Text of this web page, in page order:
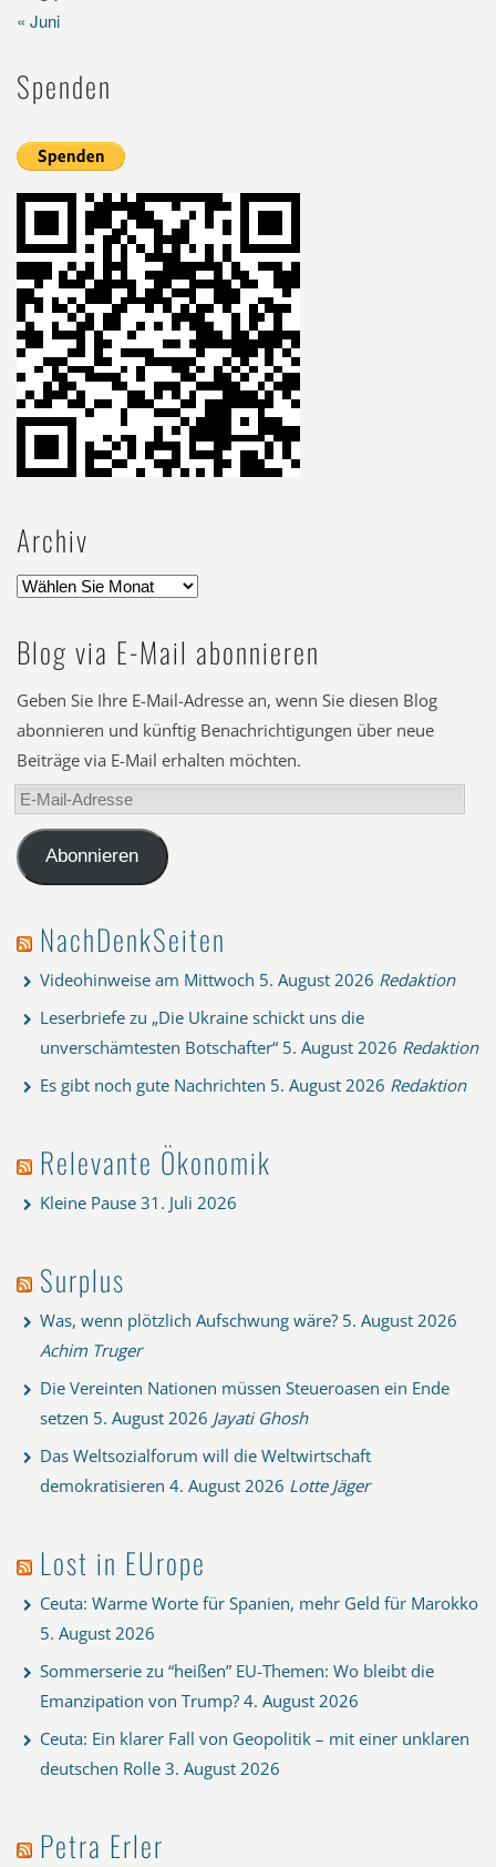
« Juni
Spenden
Archiv
Blog via E-Mail abonnieren
Geben Sie Ihre E-Mail-Adresse an, wenn Sie diesen Blog
abonnieren und künftig Benachrichtigungen über neue
Beiträge via E-Mail erhalten möchten.
E-
Mail-
AdresseAbonnieren
NachDenkSeiten
Videohinweise am Mittwoch 5. August 2026 Redaktion
Leserbriefe zu „Die Ukraine schickt uns die
unverschämtesten Botschafter“ 5. August 2026 Redaktion
Es gibt noch gute Nachrichten 5. August 2026 Redaktion
Relevante Ökonomik
Kleine Pause 31. Juli 2026
Surplus
Was, wenn plötzlich Aufschwung wäre? 5. August 2026
Achim Truger
Die Vereinten Nationen müssen Steueroasen ein Ende
setzen 5. August 2026 Jayati Ghosh
Das Weltsozialforum will die Weltwirtschaft
demokratisieren 4. August 2026 Lotte Jäger
Lost in EUrope
Ceuta: Warme Worte für Spanien, mehr Geld für Marokko
5. August 2026
Sommerserie zu “heißen” EU-Themen: Wo bleibt die
Emanzipation von Trump? 4. August 2026
Ceuta: Ein klarer Fall von Geopolitik – mit einer unklaren
deutschen Rolle 3. August 2026
Petra Erler